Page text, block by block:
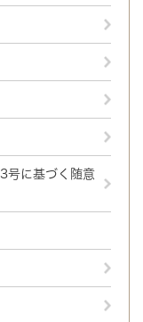
号に基づく随意